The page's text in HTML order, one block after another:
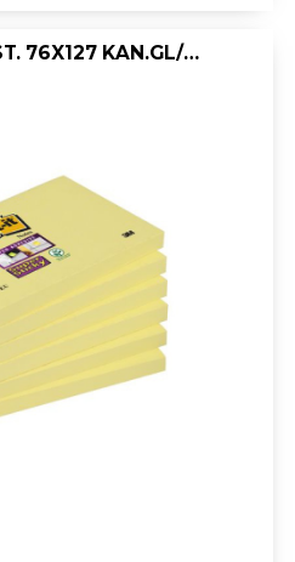
NOTITIEBLOK SUPERST. 76X127 KAN.GL/PK6